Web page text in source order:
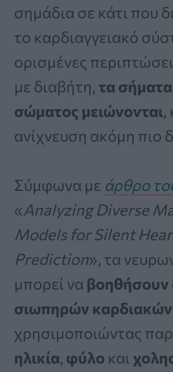
σημάδια σε κάτι που
το καρδιαγγειακό
ορισμένες
με διαβήτη,τα
σώματος μειώνονται,
ανίχνευση ακόμη πιο
Σύμφωνα με άρθρο
«Analyzing Diverse
Models for Silent
Prediction», τα
μπορεί να βοηθήσουν
σιωπηρών καρδιακών
χρησιμοποιώντας
ηλικία, φύλο και